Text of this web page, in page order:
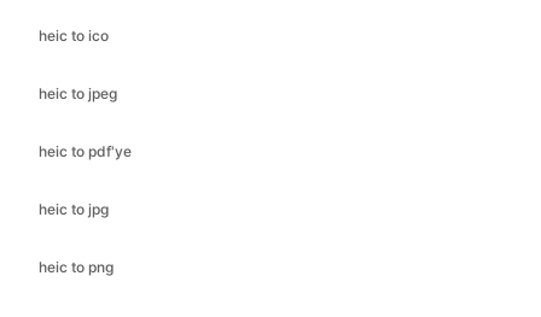
heic to pdf'ye
heic to jpg
heic to png
heic to svg
heic to webp